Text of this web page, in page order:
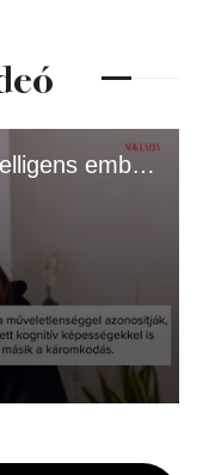
2 kínos szokás, amit az intelligens emberek gyakran csinálnak